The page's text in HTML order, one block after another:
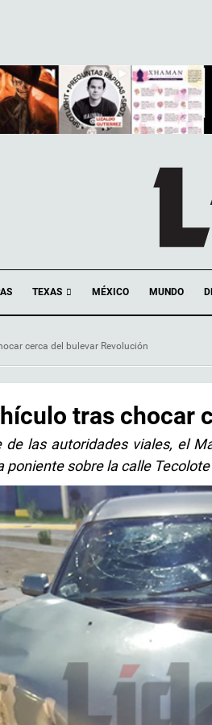
TEXAS MÉXICO MUNDO
cerca del bulevar Revolución
tras chocar
de las autoridades viales, el
poniente sobre la calle Tecolote